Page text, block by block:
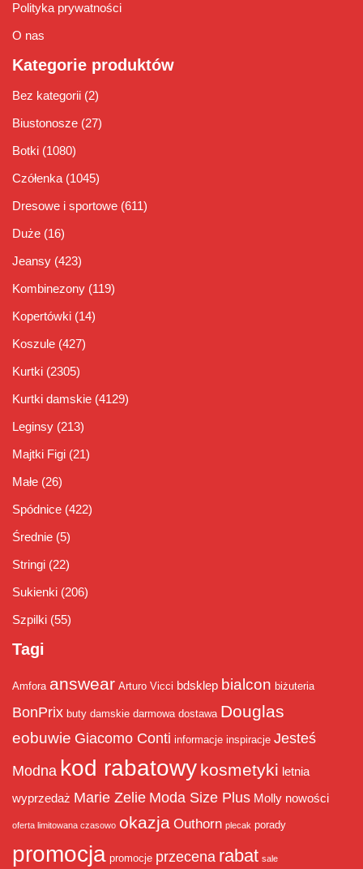
Polityka prywatności
O nas
Kategorie produktów
Bez kategorii (2)
Biustonosze (27)
Botki (1080)
Czółenka (1045)
Dresowe i sportowe (611)
Duże (16)
Jeansy (423)
Kombinezony (119)
Kopertówki (14)
Koszule (427)
Kurtki (2305)
Kurtki damskie (4129)
Leginsy (213)
Majtki Figi (21)
Małe (26)
Spódnice (422)
Średnie (5)
Stringi (22)
Sukienki (206)
Szpilki (55)
Tagi
Amfora answear Arturo Vicci bdsklep bialcon biżuteria
BonPrix buty damskie darmowa dostawa Douglas
eobuwie Giacomo Conti informacje inspiracje Jesteś
Modna kod rabatowy kosmetyki letnia
wyprzedaż Marie Zelie Moda Size Plus Molly nowości
oferta limitowana czasowo okazja Outhorn plecak porady
promocja promocje przecena rabat sale